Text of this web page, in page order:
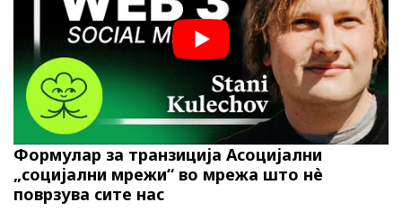
Формулар за транзиција Асоцијални
„социјални мрежи“ во мрежа што нè
поврзува сите нас